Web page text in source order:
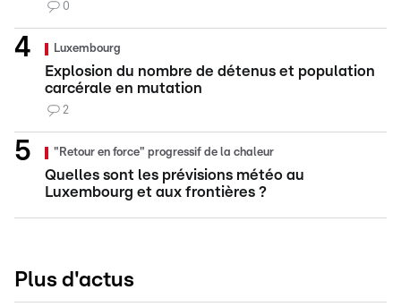
0
Luxembourg
Explosion du nombre de détenus et population
carcérale en mutation
2
"Retour en force" progressif de la chaleur
Quelles sont les prévisions météo au
Luxembourg et aux frontières ?
Plus d'actus